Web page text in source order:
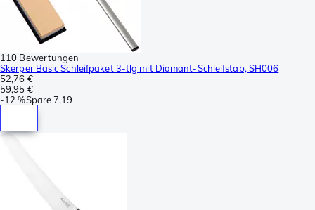
110 Bewertungen
Skerper Basic Schleifpaket 3-tlg mit Diamant-Schleifstab, SH006
52,76 €
59,95 €
-12 %Spare7,19